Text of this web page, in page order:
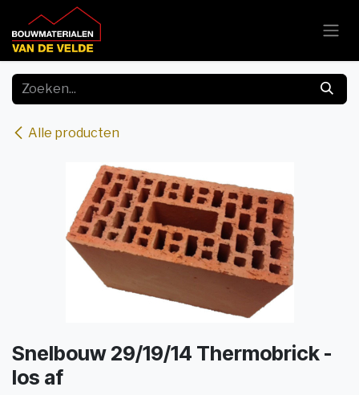
Overslaan naar inhoud
Alle producten
Snelbouw 29/19/14 Thermobrick -
los af